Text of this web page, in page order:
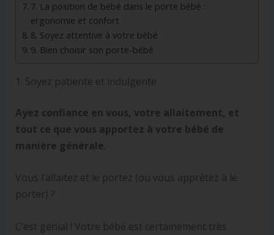
7. La position de bébé dans le porte bébé :
ergonomie et confort
8. Soyez attentive à votre bébé
9. Bien choisir son porte-bébé
1. Soyez patiente et indulgente
Ayez confiance en vous, votre allaitement, et
tout ce que vous apportez à votre bébé de
manière générale.
Vous l’allaitez et le portez (ou vous apprêtez à le
porter) ?
C’est génial ! Votre bébé est certainement très